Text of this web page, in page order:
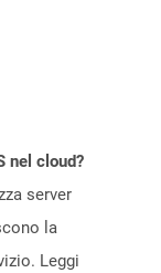
nel cloud?
server
la
Leggi